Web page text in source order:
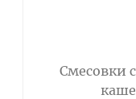
Смесовки